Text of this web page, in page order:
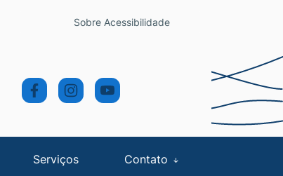
Sobre Acessibilidade
Serviços Contato